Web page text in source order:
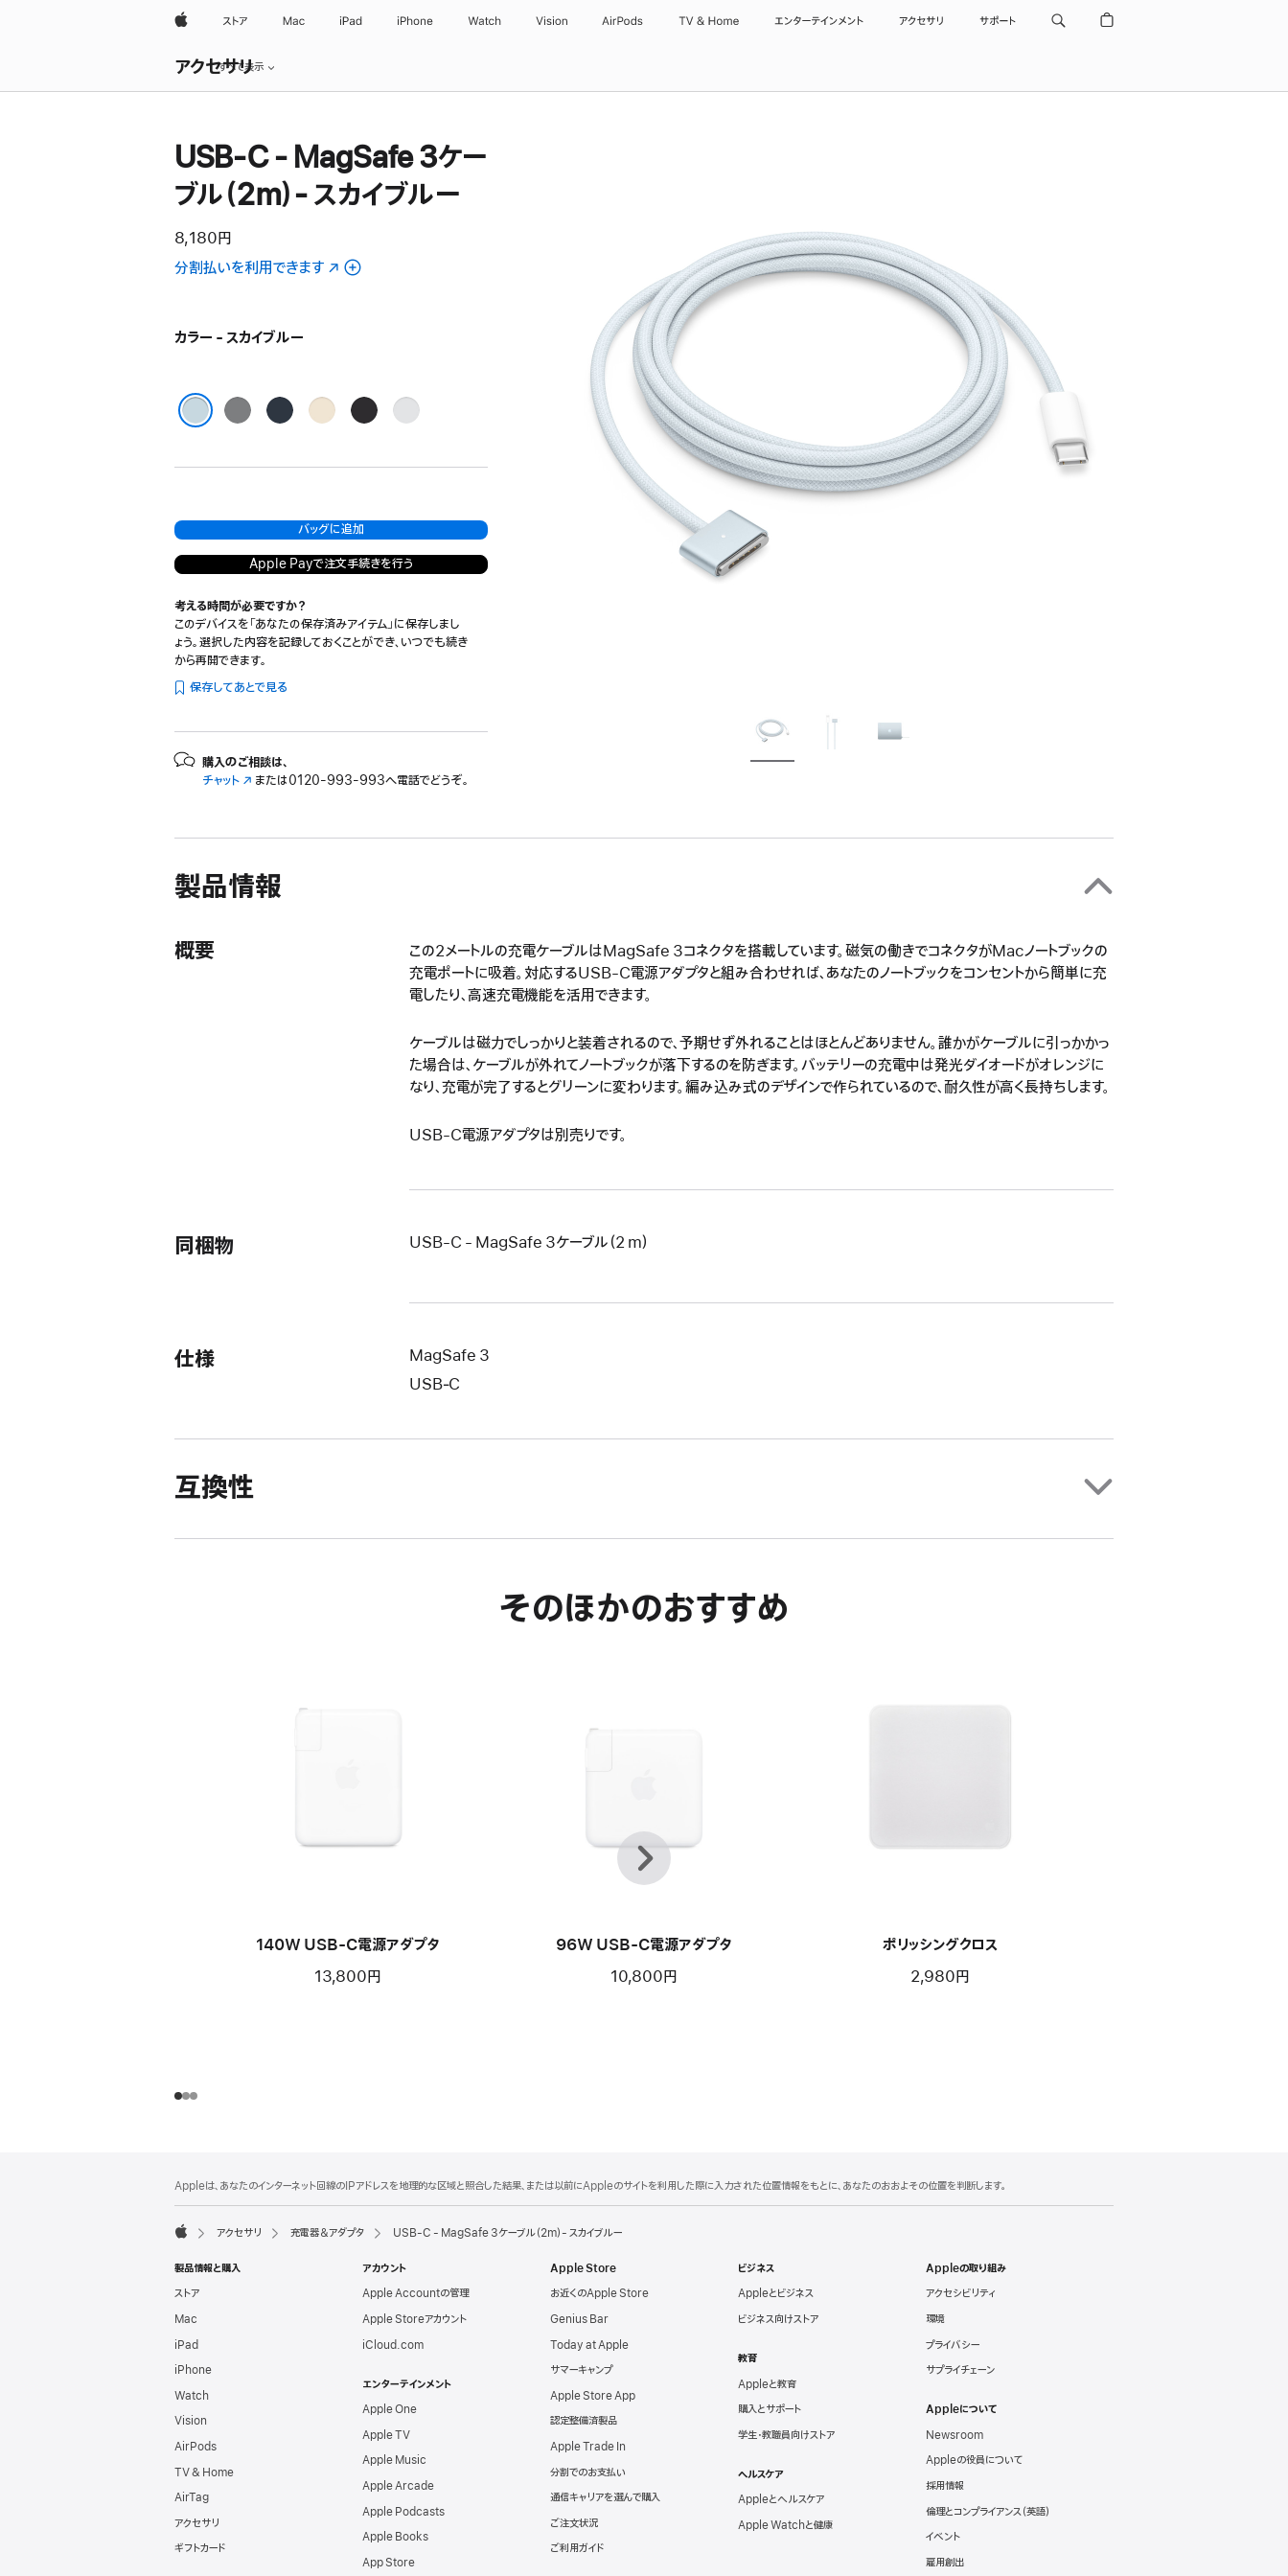
Appleストア Mac iPad iPhone Watch Vision AirPods TV & Home エンターテインメント アクセサリ サポート
アクセサリ
すべて表示
USB-C - MagSafe 3ケー
ブル（2m）- スカイブルー
8,180円
分割払いを利用できます
（新
ウ
で
き
カラー - スカイブルー
ス
ペ
ス
レ
イ
ミ
ッ
ナ
ト
ス
タ
ラ
ト
ス
ペ
ス
ラ
ッ
ク
シ
ル
ー
バッグに追加
Apple Payで注文手続きを行う
考える時間が必要ですか？
このデバイスを「あなたの保存済みアイテム」に保存しまし
ょう。選択した内容を記録しておくことができ、いつでも続き
から再開できます。
保存してあとで見る
購入のご相談は、
チャット （新
イ
ド
ウ
または0120-993-993へ電話でどうぞ。
製品情報
概要
この2メートルの充電ケーブルはMagSafe 3コネクタを搭載しています。磁気の働きでコネクタがMacノートブックの
充電ポートに吸着。対応するUSB-C電源アダプタと組み合わせれば、あなたのノートブックをコンセントから簡単に充
電したり、高速充電機能を活用できます。
ケーブルは磁力でしっかりと装着されるので、予期せず外れることはほとんどありません。誰かがケーブルに引っかかっ
た場合は、ケーブルが外れてノートブックが落下するのを防ぎます。バッテリーの充電中は発光ダイオードがオレンジに
なり、充電が完了するとグリーンに変わります。編み込み式のデザインで作られているので、耐久性が高く長持ちします。
USB-C電源アダプタは別売りです。
同梱物 USB-C - MagSafe 3ケーブル（2 m）
仕様
MagSafe 3
USB‑C
互換性
そのほかのおすすめ
140W USB-C電源アダプタ
13,800円
96W USB-C電源アダプタ
10,800円
ポリッシングクロス
2,980円
前
へ
次
ッ
タ
ー
注
Appleは、あなたのインターネット回線のIPアドレスを地理的な区域と照合した結果、または以前にAppleのサイトを利用した際に入力された位置情報をもとに、あなたのおおよその位置を判断します。
アクセサリ 充電器＆アダプタ USB-C - MagSafe 3ケーブル（2m）- スカイブルー
製品情報と購入
ストア
Mac
iPad
iPhone
Watch
Vision
AirPods
TV & Home
AirTag
アクセサリ
ギフトカード
アカウント
Apple Accountの管理
Apple Storeアカウント
iCloud.com
エンターテインメント
Apple One
Apple TV
Apple Music
Apple Arcade
Apple Podcasts
Apple Books
App Store
Apple Store
お近くのApple Store
Genius Bar
Today at Apple
サマーキャンプ
Apple Store App
認定整備済製品
Apple Trade In
分割でのお支払い
通信キャリアを選んで購入
ご注文状況
ご利用ガイド
ビジネス
Appleとビジネス
ビジネス向けストア
教育
Appleと教育
購入とサポート
学生・教職員向けストア
ヘルスケア
Appleとヘルスケア
Apple Watchと健康
Appleの取り組み
アクセシビリティ
環境
プライバシー
サプライチェーン
Appleについて
Newsroom
Appleの役員について
採用情報
倫理とコンプライアンス（英語）
イベント
雇用創出